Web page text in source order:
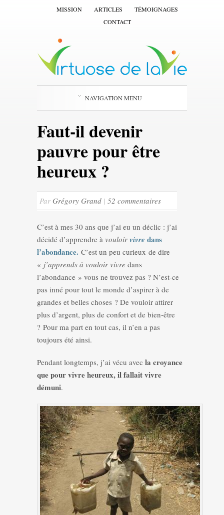
MISSION ARTICLES
TÉMOIGNAGES
CONTACT
NAVIGATION MENU
Faut-il devenir
pauvre pour être
heureux ?
Par Grégory Grand | 52 commentaires
C’est à mes 30 ans que j’ai eu un déclic : j’ai
décidé d’apprendre à vouloir vivre dans
l’abondance. C’est un peu curieux de dire
« j’apprends à vouloir vivre dans
l’abondance » vous ne trouvez pas ? N’est-ce
pas inné pour tout le monde d’aspirer à de
grandes et belles choses ? De vouloir attirer
plus d’argent, plus de confort et de bien-être
? Pour ma part en tout cas, il n’en a pas
toujours été ainsi.
Pendant longtemps, j’ai vécu avec la croyance
que pour vivre heureux, il fallait vivre
démuni.